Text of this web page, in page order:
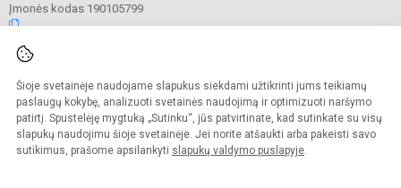
Šioje svetainėje naudojame slapukus siekdami užtikrinti jums teikiamų
paslaugų kokybę, analizuoti svetainės naudojimą ir optimizuoti naršymo
patirtį. Spustelėję mygtuką „Sutinku“, jūs patvirtinate, kad sutinkate su visų
slapukų naudojimu šioje svetainėje. Jei norite atšaukti arba pakeisti savo
sutikimus, prašome apsilankyti slapukų valdymo puslapyje.
Įmonės kodas 190105799
Kopijuoti turinį be raštiško mokyklos administracijos sutikimo griežtai
draudžiama.
Prieinamumo paraiška Slapukų valdymas
Sumanus būdas atnaujinti